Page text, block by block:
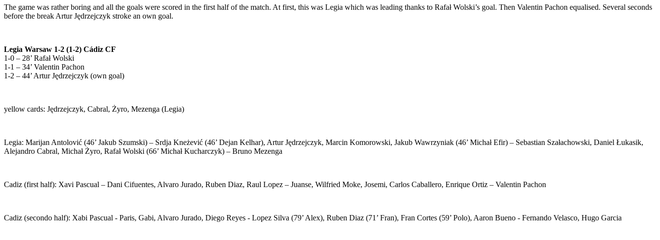
The game was rather boring and all the goals were scored in the first half of the match. At first, this was Legia which was leading thanks to Rafał Wolski’s goal. Then Valentin Pachon equalised. Several seconds
before the break Artur Jędrzejczyk stroke an own goal.
Legia Warsaw 1-2 (1-2) Cádiz CF
1-0 – 28’ Rafał Wolski
1-1 – 34’ Valentin Pachon
1-2 – 44’ Artur Jędrzejczyk (own goal)
yellow cards: Jędrzejczyk, Cabral, Żyro, Mezenga (Legia)
Legia: Marijan Antolović (46’ Jakub Szumski) – Srdja Kneżević (46’ Dejan Kelhar), Artur Jędrzejczyk, Marcin Komorowski, Jakub Wawrzyniak (46’ Michał Efir) – Sebastian Szałachowski, Daniel Łukasik,
Alejandro Cabral, Michał Żyro, Rafał Wolski (66’ Michał Kucharczyk) – Bruno Mezenga
Cadiz (first half): Xavi Pascual – Dani Cifuentes, Alvaro Jurado, Ruben Diaz, Raul Lopez – Juanse, Wilfried Moke, Josemi, Carlos Caballero, Enrique Ortiz – Valentin Pachon
Cadiz (secondo half): Xabi Pascual - Paris, Gabi, Alvaro Jurado, Diego Reyes - Lopez Silva (79’ Alex), Ruben Diaz (71’ Fran), Fran Cortes (59’ Polo), Aaron Bueno - Fernando Velasco, Hugo Garcia